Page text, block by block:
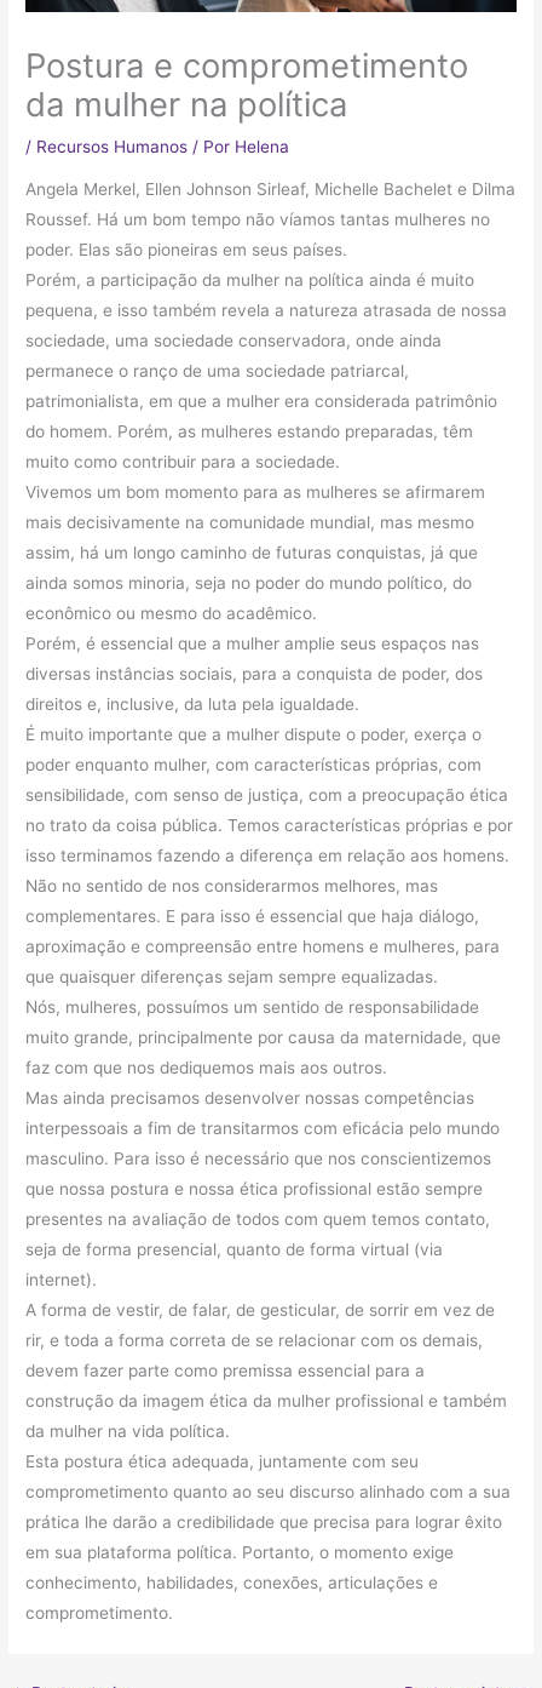
Postura e comprometimento
da mulher na política
/ Recursos Humanos / Por Helena
Angela Merkel, Ellen Johnson Sirleaf, Michelle Bachelet e Dilma
Roussef. Há um bom tempo não víamos tantas mulheres no
poder. Elas são pioneiras em seus países.
Porém, a participação da mulher na política ainda é muito
pequena, e isso também revela a natureza atrasada de nossa
sociedade, uma sociedade conservadora, onde ainda
permanece o ranço de uma sociedade patriarcal,
patrimonialista, em que a mulher era considerada patrimônio
do homem. Porém, as mulheres estando preparadas, têm
muito como contribuir para a sociedade.
Vivemos um bom momento para as mulheres se afirmarem
mais decisivamente na comunidade mundial, mas mesmo
assim, há um longo caminho de futuras conquistas, já que
ainda somos minoria, seja no poder do mundo político, do
econômico ou mesmo do acadêmico.
Porém, é essencial que a mulher amplie seus espaços nas
diversas instâncias sociais, para a conquista de poder, dos
direitos e, inclusive, da luta pela igualdade.
É muito importante que a mulher dispute o poder, exerça o
poder enquanto mulher, com características próprias, com
sensibilidade, com senso de justiça, com a preocupação ética
no trato da coisa pública. Temos características próprias e por
isso terminamos fazendo a diferença em relação aos homens.
Não no sentido de nos considerarmos melhores, mas
complementares. E para isso é essencial que haja diálogo,
aproximação e compreensão entre homens e mulheres, para
que quaisquer diferenças sejam sempre equalizadas.
Nós, mulheres, possuímos um sentido de responsabilidade
muito grande, principalmente por causa da maternidade, que
faz com que nos dediquemos mais aos outros.
Mas ainda precisamos desenvolver nossas competências
interpessoais a fim de transitarmos com eficácia pelo mundo
masculino. Para isso é necessário que nos conscientizemos
que nossa postura e nossa ética profissional estão sempre
presentes na avaliação de todos com quem temos contato,
seja de forma presencial, quanto de forma virtual (via
internet).
A forma de vestir, de falar, de gesticular, de sorrir em vez de
rir, e toda a forma correta de se relacionar com os demais,
devem fazer parte como premissa essencial para a
construção da imagem ética da mulher profissional e também
da mulher na vida política.
Esta postura ética adequada, juntamente com seu
comprometimento quanto ao seu discurso alinhado com a sua
prática lhe darão a credibilidade que precisa para lograr êxito
em sua plataforma política. Portanto, o momento exige
conhecimento, habilidades, conexões, articulações e
comprometimento.